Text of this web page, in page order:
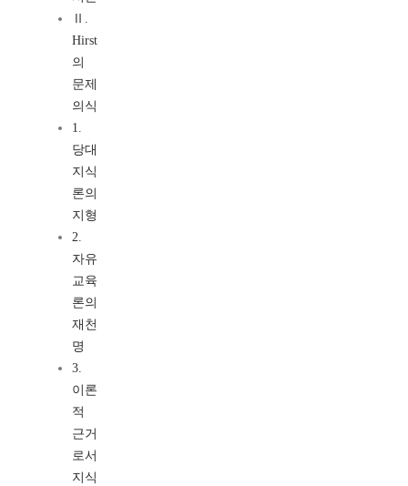
Ⅱ.
Hirst
의
문제
의식
1.
당대
지식
론의
지형
2.
자유
교육
론의
재천
명
3.
이론
적
근거
로서
지식